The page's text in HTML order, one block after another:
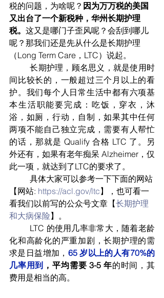
税的问题，为啥呢？ 因为万万税的美国
又出台了一个新税种，华州长期护理
税。 这又是哪门子歪风呢？会刮到哪儿
呢？那我们还是先从什么是长期护理
（Long Term Care，LTC）说起。
	长期护理，顾名思义，就是使用时
间比较长的，一般超过三个月以上的看
护。我们每个人日常生活中都有六项基
本生活职能要完成：吃饭，穿衣，沐
浴，如厕，行动，自制，如果其中任何
两项不能自己独立完成，需要有人帮忙
的话，那就是 Qualify 合格 LTC 了。另
外还有，如果有老年痴呆 Alzheimer，仅
此一项，就达到了LTC的要求了。
	具体大家可以参考一下下面的网站
【网站: https://acl.gov/ltc】，也可看一
看我们以前写的公众号文章【长期护理
和大病保险】。
化和高龄化的严重加剧，长期护理的需
求是日益增加， 65 岁以上的人有70%的
几率用到 ，平均需要 3-5 年的时间，其
费用是相当的高。